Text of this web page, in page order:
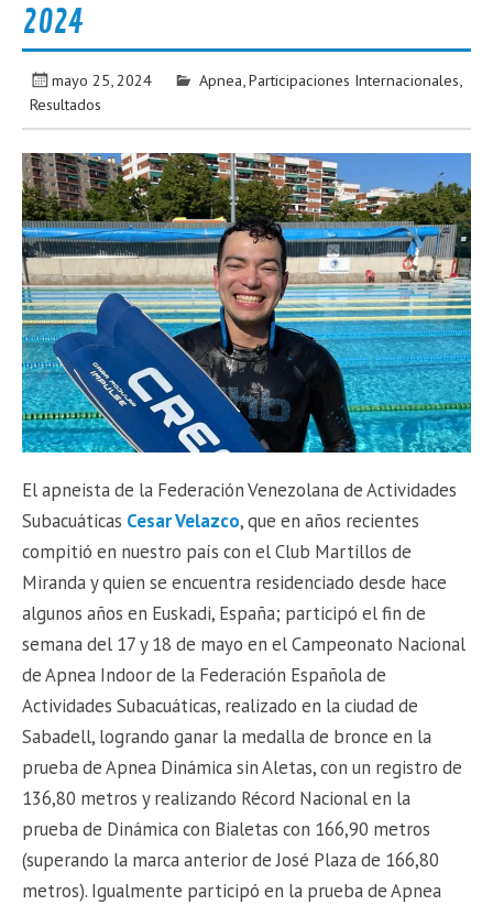
2024
mayo 25, 2024 Apnea Participaciones Internacionales
Resultados
El apneista de la Federación Venezolana de Actividades
Subacuáticas Cesar Velazco, que en años recientes
compitió en nuestro país con el Club Martillos de
Miranda y quien se encuentra residenciado desde hace
algunos años en Euskadi, España; participó el fin de
semana del 17 y 18 de mayo en el Campeonato Nacional
de Apnea Indoor de la Federación Española de
Actividades Subacuáticas, realizado en la ciudad de
Sabadell, logrando ganar la medalla de bronce en la
prueba de Apnea Dinámica sin Aletas, con un registro de
136,80 metros y realizando Récord Nacional en la
prueba de Dinámica con Bialetas con 166,90 metros
(superando la marca anterior de José Plaza de 166,80
metros). Igualmente participó en la prueba de Apnea